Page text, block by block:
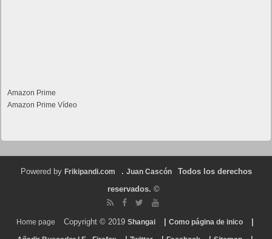
Amazon Prime
Amazon Prime Vídeo
Powered by Frikipandi.com . Juan Cascón
Todos los derechos
reservados. ©
Home page Copyright © 2019 Shangai Como página de inico